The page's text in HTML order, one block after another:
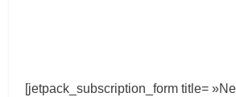
[jetpack_subscription_form title=